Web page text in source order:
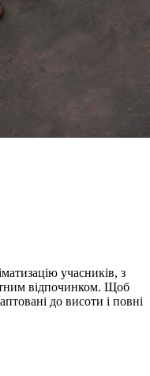
учасників, з
відпочинком. Щоб
до висоти і повні